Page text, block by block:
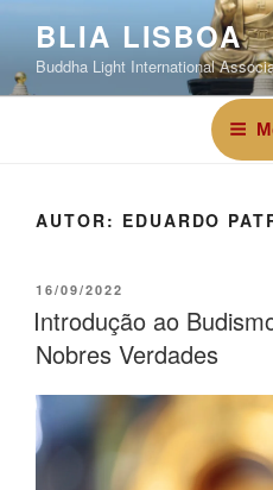
BLIA LISBOA
Buddha Light International
AUTOR: EDUARDO
16/09/2022
Introdução ao
Nobres Verdades